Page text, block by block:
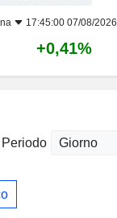
17:45:00 07/08/2026
+0,41%
Periodo